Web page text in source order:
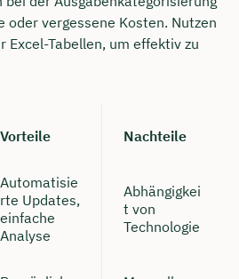
oder vergessene Kosten. Nutzen
Excel-Tabellen, um effektiv zu
Vorteile Nachteile
Automatisie
rte Updates,
einfache
Analyse
Abhängigkei
t von
Technologie